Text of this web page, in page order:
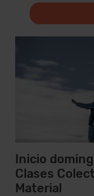
Inicio
Clases
Material